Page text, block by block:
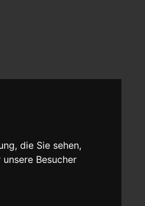
die Sie sehen,
Besucher